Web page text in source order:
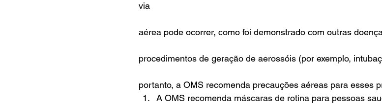
via
aérea pode ocorrer, como foi demonstrado com outras
procedimentos de geração de aerossóis (por exemplo,
portanto, a OMS recomenda precauções aéreas para esses
A OMS recomenda máscaras de rotina para pessoas